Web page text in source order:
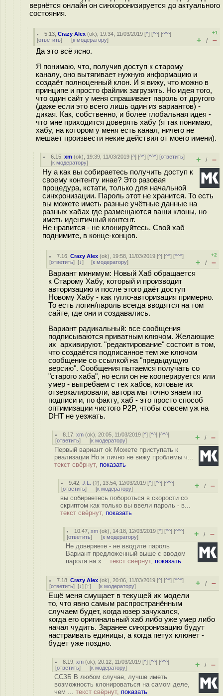
вернётся онлайн он синхоронизируется до актуального
состояния.
5.13 ,Crazy Alex (ok), 19:34, 11/03/2019 [^] [^^] [^^^]
[ответить] [к модератору]
+1
+ / –
Да это всё ясно.
Я понимаю, что, получив доступ к старому
каналу, оно вытягивает нужную информацию и
создаёт полноценный клон. И я вижу, что можно в
принципе и просто файлик загрузить. Но идея того,
что один сайт у меня спрашивает пароль от другого
(даже если это всего лишь один из вариантов) -
дикая. Как, собственно, и более глобальная идея -
что мне приходится доверять хабу (я так понимаю,
хабу, на котором у меня есть канал, ничего не
мешает произвести некие действия от моего имени).
6.15 ,xm (ok), 19:39, 11/03/2019 [^] [^^] [^^^] [ответить]
[к модератору] + / –
Ну а как вы собираетесь получить доступ к
своему контенту инае? Это разовая
процедура, кстати, только для начальной
синхронизации. Пароль этот не хранится. То есть
вы можете иметь разные учётные данные на
разных хабах где размещаются ваши клоны, но
иметь идентичный контент.
Не нравится - не клонируйтесь. Свой хаб
поднимите, в конце-концов.
7.16 ,Crazy Alex (ok), 19:58, 11/03/2019 [^] [^^] [^^^]
[ответить] [↓] [к модератору]
+2
+ / –
Вариант минимум: Новый Хаб обращается
к Старому Хабу, который и производит
авторизацию и после этого даёт доступ
Новому Хабу - как гугло-авторизация примерно.
То есть логин/пароль всегда вводятся на том
сайте, где они и создавались.
Вариант радикальный: все сообщения
подписываются приватным ключом. Желающие
их архивируют. "редактирование" состоит в том,
что создаётся подписанное тем же ключом
сообщение со ссылкой на "предыдущую
версию". Сообщения пытаемся получать со
"старого хаба", но если он не кооперируется или
умер - выгребаем с тех хабов, котовые их
отзеркалировали, автора мы точно знаем по
подписи и, по факту, хаб - это просто способ
оптимизации чистого P2P, чтобы совсем уж на
DHT не уезжать.
8.17 ,xm (ok), 20:05, 11/03/2019 [^] [^^] [^^^]
[ответить] [к модератору] + / –
Первый вариант ok Можете приступать к
реализации Но я лично не вижу проблемы ч...
текст свёрнут, показать
9.42 ,J.L. (?), 13:54, 12/03/2019 [^] [^^] [^^^]
[ответить] [к модератору] + / –
вы собираетесь побороться в скорости со
скриптом как только вы ввели пароль - в...
текст свёрнут, показать
10.47 ,xm (ok), 14:18, 12/03/2019 [^] [^^] [^^^]
[ответить] [к модератору] + / –
Не доверяете - не вводите пароль
Вариант предложенный выше с вводом
пароля на х... текст свёрнут, показать
7.18 ,Crazy Alex (ok), 20:06, 11/03/2019 [^] [^^] [^^^]
[ответить] [↓] [↑] [к модератору] + / –
Ещё меня смущает в текущей их модели
то, что явно самым распространённым
случаем будет, когда юзер зачухался,
когда его оригинальный хаб либо уже умер либо
начал чудить. Заранее синхронизацию будут
настраивать единицы, а когда петух клюнет -
будет уже поздно.
8.19 ,xm (ok), 20:12, 11/03/2019 [^] [^^] [^^^]
[ответить] [к модератору] + / –
ССЗБ В любом случае, лучше иметь
возможность клонироваться на самом деле,
чем ... текст свёрнут, показать